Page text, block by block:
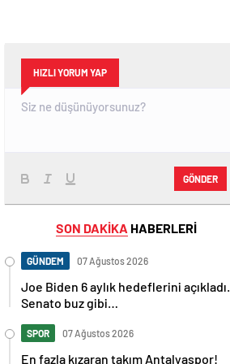
HIZLI YORUM YAP
GÖNDER
SON DAKİKA HABERLERİ
GÜNDEM 07 Ağustos 2026
Joe Biden 6 aylık hedeflerini açıkladı.
Senato buz gibi…
SPOR 07 Ağustos 2026
En fazla kızaran takım Antalyaspor!